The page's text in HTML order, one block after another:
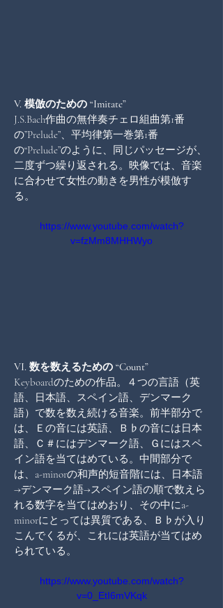
V. 模倣のための “Imitate”
J.S.Bach作曲の無伴奏チェロ組曲第1番
の”Prelude”、平均律第一巻第1番
の“Prelude”のように、同じパッセージが、
二度ずつ繰り返される。映像では、音楽
に合わせて女性の動きを男性が模倣す
る。
https://www.youtube.com/watch?
v=fzMm8MHHWyo
VI. 数を数えるための “Count”
Keyboardのための作品。４つの言語（英
語、日本語、スペイン語、デンマーク
語）で数を数え続ける音楽。前半部分で
は、Ｅの音には英語、Ｂ♭の音には日本
語、Ｃ＃にはデンマーク語、Ｇにはスペ
イン語を当てはめている。中間部分で
は、a-minorの和声的短音階には、日本語
→デンマーク語→スペイン語の順で数えら
れる数字を当てはめおり、その中にa-
minorにとっては異質である、Ｂ♭が入り
こんでくるが、これには英語が当てはめ
られている。
https://www.youtube.com/watch?
v=0_EtI6mVKqk